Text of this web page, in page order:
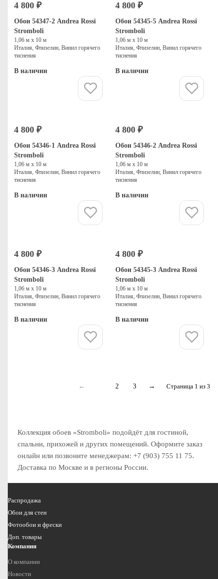
4 800 ₽
Обои 54347-2 Andrea Rossi
Stromboli
1,06 м х 10 м
Италия, Флизелин, Винил горячего
тиснения
В наличии
4 800 ₽
Обои 54345-5 Andrea Rossi
Stromboli
1,06 м х 10 м
Италия, Флизелин, Винил горячего
тиснения
В наличии
4 800 ₽
Обои 54346-1 Andrea Rossi
Stromboli
1,06 м х 10 м
Италия, Флизелин, Винил горячего
тиснения
В наличии
4 800 ₽
Обои 54346-2 Andrea Rossi
Stromboli
1,06 м х 10 м
Италия, Флизелин, Винил горячего
тиснения
В наличии
4 800 ₽
Обои 54346-3 Andrea Rossi
Stromboli
1,06 м х 10 м
Италия, Флизелин, Винил горячего
тиснения
В наличии
4 800 ₽
Обои 54345-3 Andrea Rossi
Stromboli
1,06 м х 10 м
Италия, Флизелин, Винил горячего
тиснения
В наличии
← 2 3 → Страница 1 из 3
Коллекция обоев «Stromboli» подойдёт для гостиной,
спальни, прихожей и других помещений. Оформите заказ
онлайн или позвоните менеджерам: +7 (903) 755 11 75.
Доставка по Москве и в регионы России.
Распродажа
Обои для стен
Фотообои и фрески
Доп. товары
Компания
О компании
Новости